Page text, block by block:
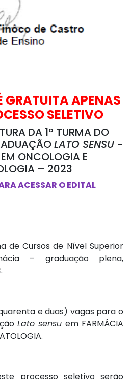
GRATUITA APENAS
SELETIVO
DA 1ª TURMA DO
LATO SENSU -
ONCOLOGIA E
– 2023
ACESSAR O EDITAL
de Cursos de Nível Superior
– graduação plena,
e duas) vagas para o
Lato sensu em FARMÁCIA